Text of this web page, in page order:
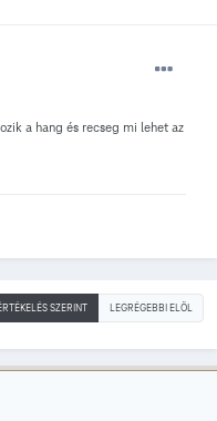
a hang és recseg mi lehet az
SZERINT LEGRÉGEBBI ELÖL